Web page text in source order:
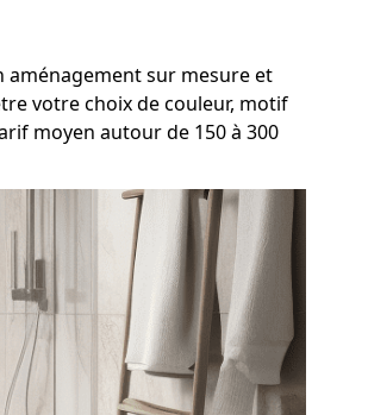
aménagement sur mesure et
votre choix de couleur, motif
moyen autour de 150 à 300